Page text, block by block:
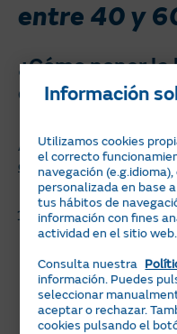
entre 40 y
¿Cómo poner
en la factura de
Además de escoger el
consejos para no
Elegir una lavadora
electrodomésticos
las etiquetas nuevas,
marzo de 2021, se
(en kWh) para cien
programa “Eco 40-
Información
Utilizamos cookies
el correcto
navegación
personalizada en base
tus hábitos de
información con fines
actividad en el sitio web.
Consulta nuestra
información. Puedes
seleccionar
aceptar o rechazar.
cookies pulsando el